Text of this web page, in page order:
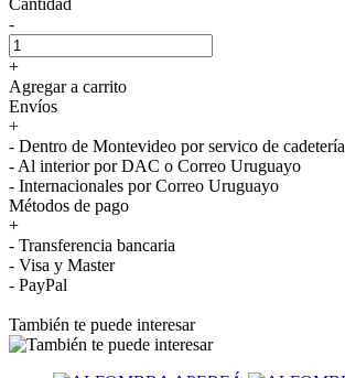
-
+
Agregar a carrito
Envíos
+
- Dentro de Montevideo por servico de cadetería
- Al interior por DAC o Correo Uruguayo
- Internacionales por Correo Uruguayo
Métodos de pago
+
- Transferencia bancaria
- Visa y Master
- PayPal
También te puede interesar